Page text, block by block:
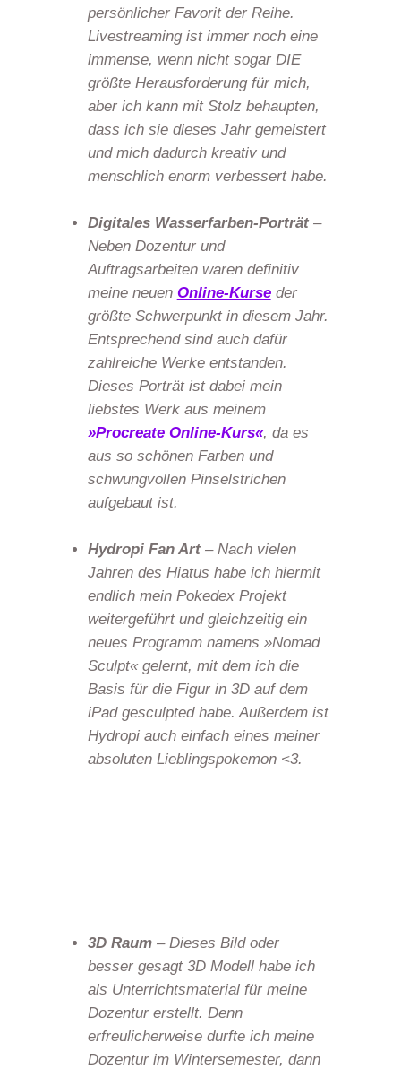
persönlicher Favorit der Reihe.
Livestreaming ist immer noch eine
immense, wenn nicht sogar DIE
größte Herausforderung für mich,
aber ich kann mit Stolz behaupten,
dass ich sie dieses Jahr gemeistert
und mich dadurch kreativ und
menschlich enorm verbessert habe.
Digitales Wasserfarben-Porträt–
Neben Dozentur und
Auftragsarbeiten waren definitiv
meine neuen Online-Kurseder
größte Schwerpunkt in diesem Jahr.
Entsprechend sind auch dafür
zahlreiche Werke entstanden.
Dieses Porträt ist dabei mein
liebstes Werk aus meinem
»Procreate Online-Kurs«, da es
aus so schönen Farben und
schwungvollen Pinselstrichen
aufgebaut ist.
Hydropi Fan Art– Nach vielen
Jahren des Hiatus habe ich hiermit
endlich mein Pokedex Projekt
weitergeführt und gleichzeitig ein
neues Programm namens »Nomad
Sculpt« gelernt, mit dem ich die
Basis für die Figur in 3D auf dem
iPad gesculpted habe. Außerdem ist
Hydropi auch einfach eines meiner
absoluten Lieblingspokemon <3.
3D Raum– Dieses Bild oder
besser gesagt 3D Modell habe ich
als Unterrichtsmaterial für meine
Dozentur erstellt. Denn
erfreulicherweise durfte ich meine
Dozentur im Wintersemester, dann